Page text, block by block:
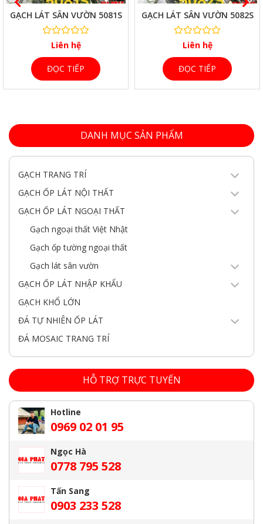
GẠCH LÁT SÂN VƯỜN 5081S
Liên hệ
ĐỌC TIẾP
GẠCH LÁT SÂN VƯỜN 5082S
Liên hệ
ĐỌC TIẾP
DANH MỤC SẢN PHẨM
GẠCH TRANG TRÍ
GẠCH ỐP LÁT NỘI THẤT
GẠCH ỐP LÁT NGOẠI THẤT
Gạch ngoại thất Việt Nhật
Gạch ốp tường ngoại thất
Gạch lát sân vườn
GẠCH ỐP LÁT NHẬP KHẨU
GẠCH KHỔ LỚN
ĐÁ TỰ NHIÊN ỐP LÁT
ĐÁ MOSAIC TRANG TRÍ
HỖ TRỢ TRỰC TUYẾN
Hotline
0969 02 01 95
Ngọc Hà
0778 795 528
Tấn Sang
0903 233 528